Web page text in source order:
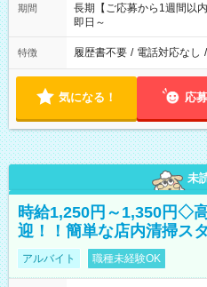
期間
長期【ご応募から1週間以
即日～
特徴 履歴書不要 / 電話対応なし /
気になる！ 応
未
時給1,250円～1,350円◇
迎！！簡単な店内清掃ス
アルバイト 職種未経験OK